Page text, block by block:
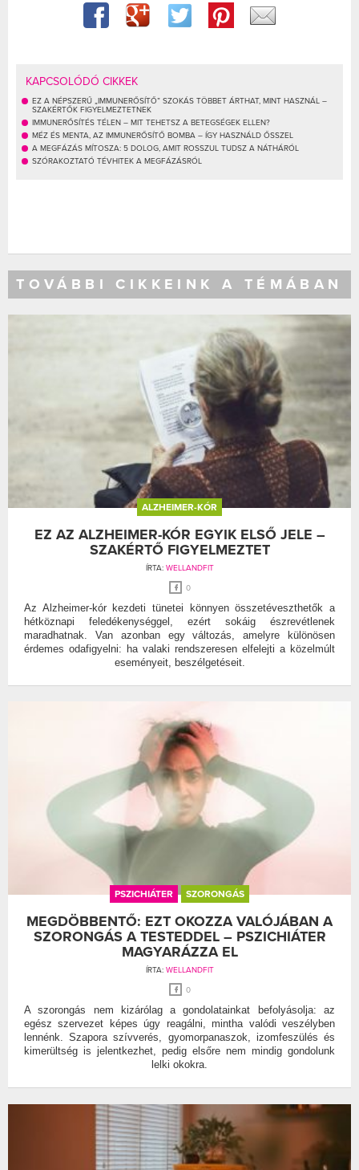
KAPCSOLÓDÓ CIKKEK
EZ A NÉPSZERŰ „IMMUNERŐSÍTŐ” SZOKÁS TÖBBET ÁRTHAT, MINT HASZNÁL –
SZAKÉRTŐK FIGYELMEZTETNEK
IMMUNERŐSÍTÉS TÉLEN – MIT TEHETSZ A BETEGSÉGEK ELLEN?
MÉZ ÉS MENTA, AZ IMMUNERŐSÍTŐ BOMBA – ÍGY HASZNÁLD ŐSSZEL
A MEGFÁZÁS MÍTOSZA: 5 DOLOG, AMIT ROSSZUL TUDSZ A NÁTHÁRÓL
SZÓRAKOZTATÓ TÉVHITEK A MEGFÁZÁSRÓL
TOVÁBBI CIKKEINK A TÉMÁBAN
ALZHEIMER-KÓR
EZ AZ ALZHEIMER-KÓR EGYIK ELSŐ JELE –
SZAKÉRTŐ FIGYELMEZTET
ÍRTA: WELLANDFIT
0
Az Alzheimer-kór kezdeti tünetei könnyen összetéveszthetők a
hétköznapi feledékenységgel, ezért sokáig észrevétlenek
maradhatnak. Van azonban egy változás, amelyre különösen
érdemes odafigyelni: ha valaki rendszeresen elfelejti a közelmúlt
eseményeit, beszélgetéseit.
PSZICHIÁTER SZORONGÁS
MEGDÖBBENTŐ: EZT OKOZZA VALÓJÁBAN A
SZORONGÁS A TESTEDDEL – PSZICHIÁTER
MAGYARÁZZA EL
ÍRTA: WELLANDFIT
0
A szorongás nem kizárólag a gondolatainkat befolyásolja: az
egész szervezet képes úgy reagálni, mintha valódi veszélyben
lennénk. Szapora szívverés, gyomorpanaszok, izomfeszülés és
kimerültség is jelentkezhet, pedig elsőre nem mindig gondolunk
lelki okokra.